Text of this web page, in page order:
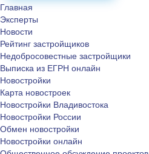
Главная
Эксперты
Новости
Рейтинг застройщиков
Недобросовестные застройщики
Выписка из ЕГРН онлайн
Новостройки
Карта новостроек
Новостройки Владивостока
Новостройки России
Обмен новостройки
Новостройки онлайн